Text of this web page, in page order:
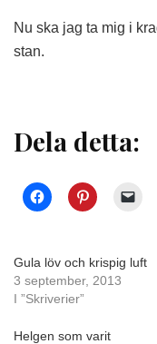
Nu ska jag ta mig i
stan.
Dela detta:
Gula löv och krispig luft
3 september, 2013
I ”Skriverier”
Helgen som varit